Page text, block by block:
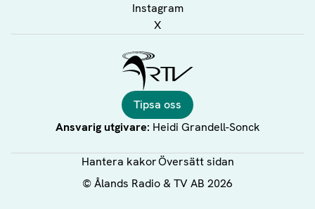
Instagram
X
Tipsa oss
Ansvarig utgivare: Heidi Grandell-Sonck
Hantera kakorÖversätt sidan
©Ålands Radio & TV AB 2026